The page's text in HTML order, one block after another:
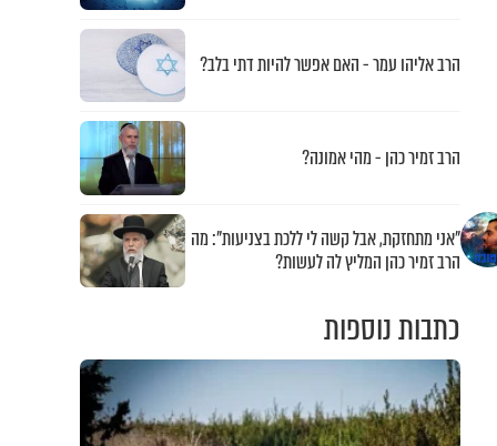
הרב אליהו עמר - האם אפשר להיות דתי בלב?
הרב זמיר כהן - מהי אמונה?
"אני מתחזקת, אבל קשה לי ללכת בצניעות": מה
הרב זמיר כהן המליץ לה לעשות?
כתבות נוספות